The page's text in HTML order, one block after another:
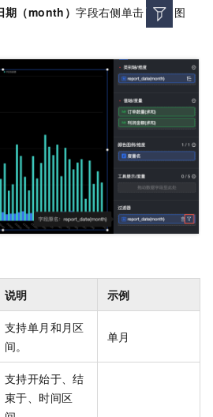
期（month）字段右侧单击
图
说明 示例
支持单月和月区
间。
单月
支持开始于、结
束于、时间区